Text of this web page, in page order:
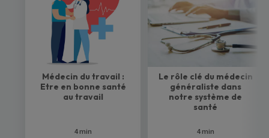
Médecin du travail :
Etre en bonne santé
au travail
4 min
Le rôle clé du médecin
généraliste dans
notre système de
santé
4 min